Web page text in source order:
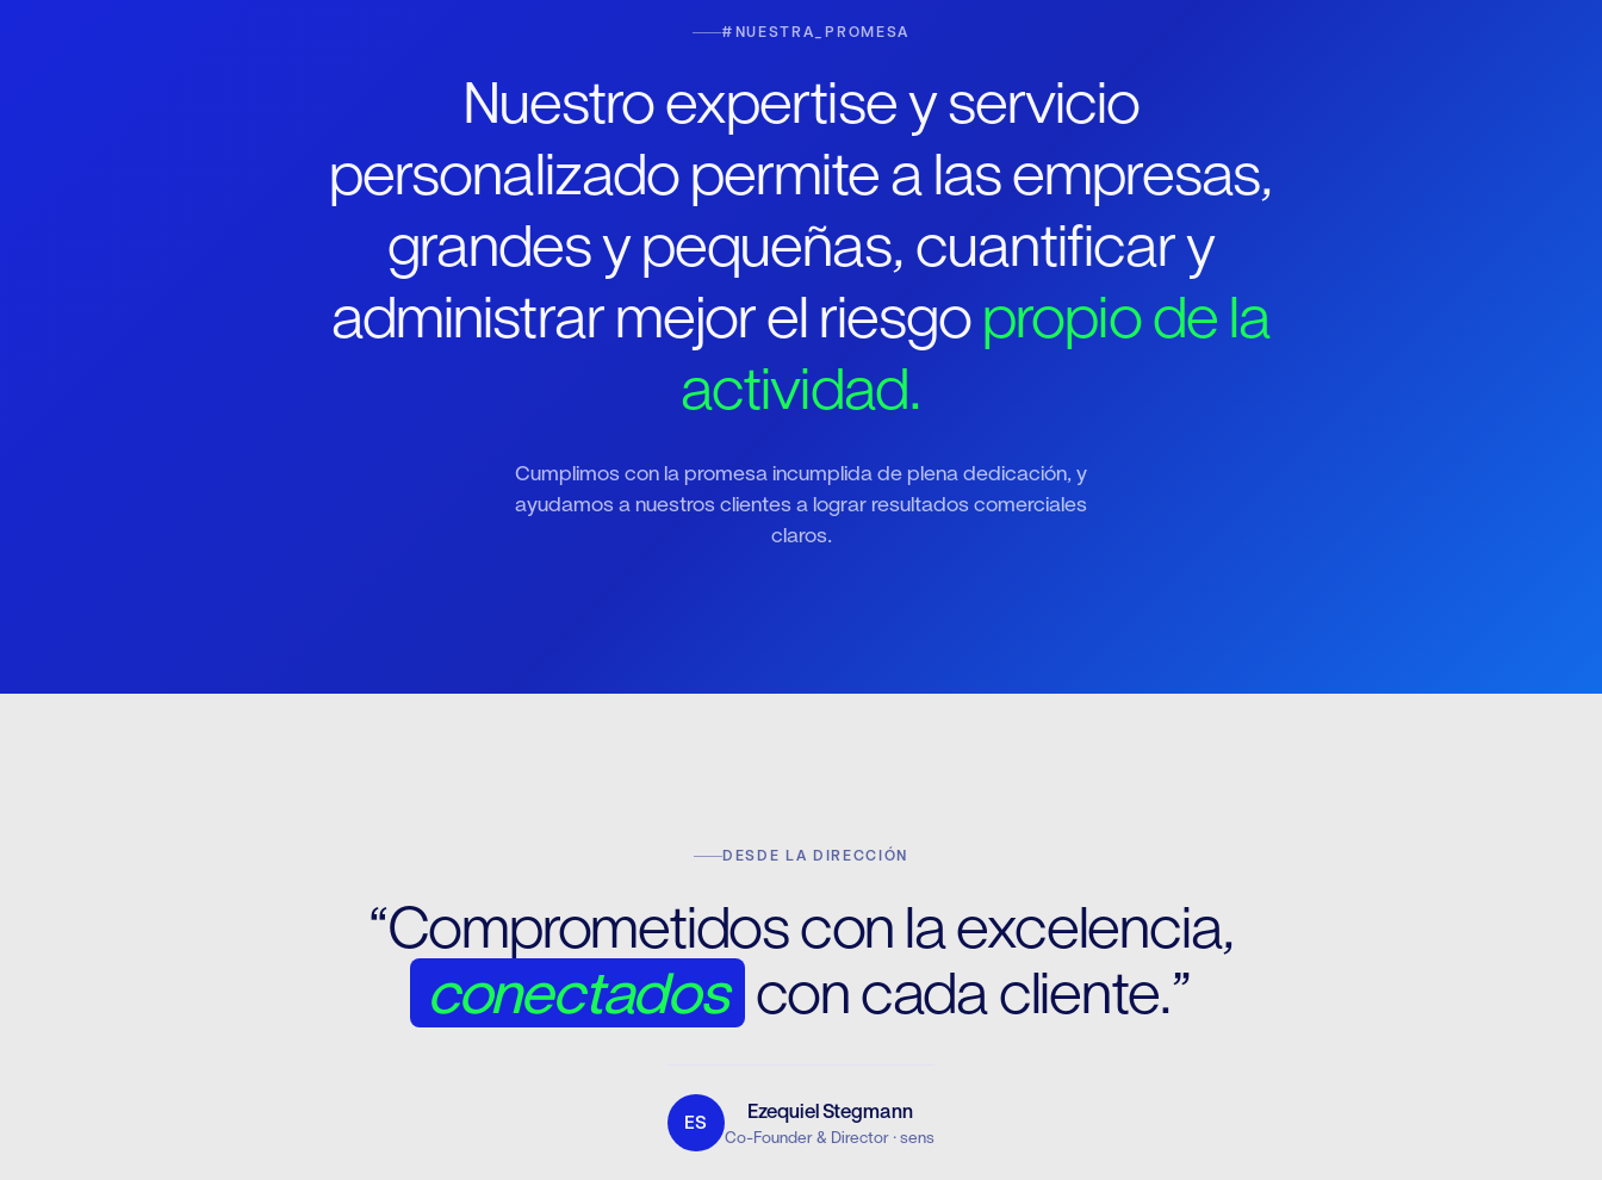
#NUESTRA_PROMESA
Nuestro expertise y servicio
personalizado permite a las empresas,
grandes y pequeñas, cuantificar y
administrar mejor el riesgopropio de la
actividad.
Cumplimos con la promesa incumplida de plena dedicación, y
ayudamos a nuestros clientes a lograr resultados comerciales
claros.
DESDE LA DIRECCIÓN
“Comprometidos con la excelencia,
conectados con cada cliente.”
ES Ezequiel Stegmann
Co-Founder & Director · sens